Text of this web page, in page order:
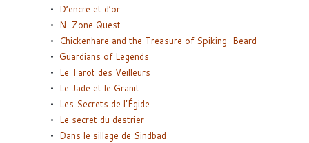
D’encre et d’or
N-Zone Quest
Chickenhare and the Treasure of Spiking-Beard
Guardians of Legends
Le Tarot des Veilleurs
Le Jade et le Granit
Les Secrets de l’Égide
Le secret du destrier
Dans le sillage de Sindbad